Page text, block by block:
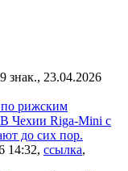
знак., 23.04.2026
рижским
Чехии Riga-Mini с
до сих пор.
14:32, ссылка,